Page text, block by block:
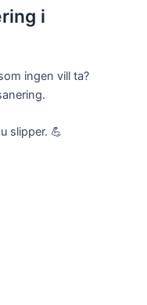
i
ingen vill ta?
slipper. 💪